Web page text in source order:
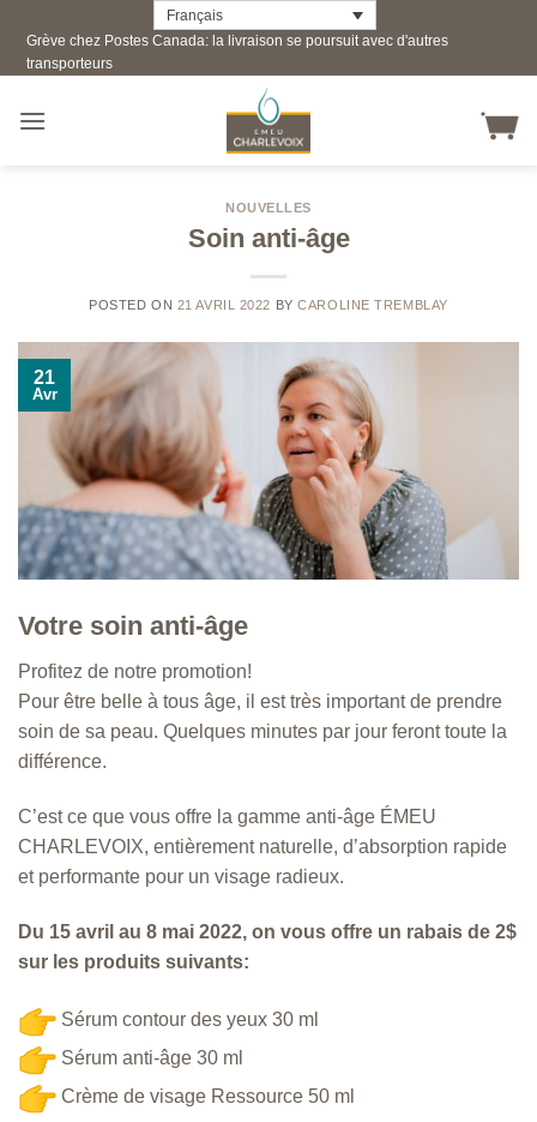
content
Français
Grève chez Postes Canada: la livraison se poursuit avec d'autres
transporteurs
NOUVELLES
Soin anti-âge
POSTED ON 21 AVRIL 2022 BYCAROLINE TREMBLAY
21
Avr
Votre soin anti-âge
Profitez de notre promotion!
Pour être belle à tous âge, il est très important de prendre
soin de sa peau. Quelques minutes par jour feront toute la
différence.
C’est ce que vous offre la gamme anti-âge ÉMEU
CHARLEVOIX, entièrement naturelle, d’absorption rapide
et performante pour un visage radieux.
Du 15 avril au 8 mai 2022, on vous offre un rabais de 2$
sur les produits suivants:
Sérum contour des yeux 30 ml
Sérum anti-âge 30 ml
Crème de visage Ressource 50 ml